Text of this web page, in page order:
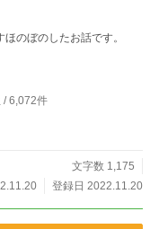
ん。 二人のおりなすほのぼのしたお話です。
/ 6,072件
文字数 1,175
登録日 2022.11.20